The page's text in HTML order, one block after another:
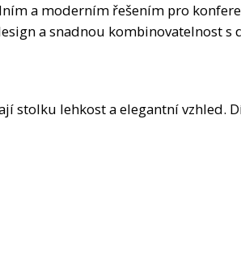
a moderním řešením pro
a snadnou kombinovatelnost s
stolku lehkost a elegantní vzhled.